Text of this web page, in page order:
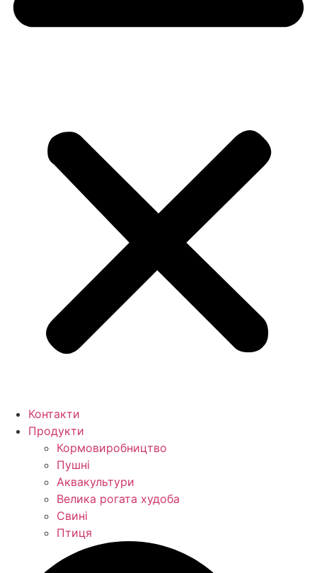
Контакти
Продукти
Кормо­виробництво
Пушні
Аквакультури
Велика рогата худоба
Свині
Птиця